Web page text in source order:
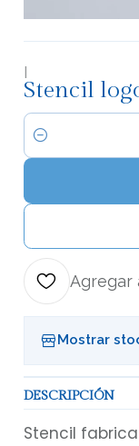
|
Stencil
Cantidad
Agregar
Mostrar
DESCRIPCIÓN
Stencil